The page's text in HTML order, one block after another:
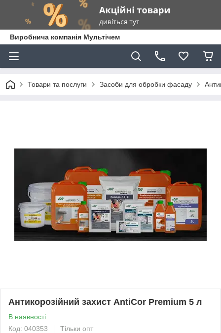
Виробнича компанія Мультічем
Товари та послуги Засоби для обробки фасаду
Антикорозійний захист AntiCor Premium 5 л
В наявності
Код: 040353
Тільки опт